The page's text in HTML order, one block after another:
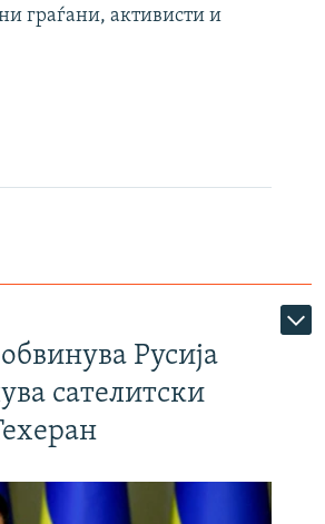
граѓани, активисти и
Русија
сателитски